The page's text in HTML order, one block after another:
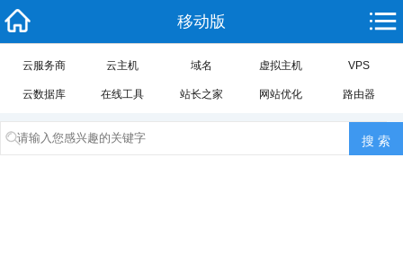
移动版
云服务商 云主机 域名 虚拟主机 VPS
云数据库 在线工具 站长之家 网站优化 路由器